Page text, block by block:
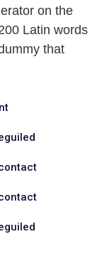
on the
Latin words
that